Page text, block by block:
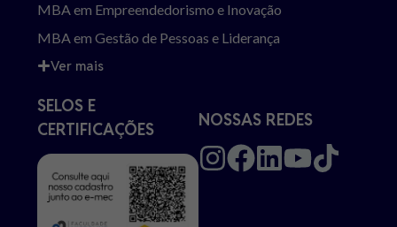
MBA em Empreendedorismo e Inovação
MBA em Gestão de Pessoas e Liderança
Ver mais
SELOS E
CERTIFICAÇÕES
NOSSAS REDES